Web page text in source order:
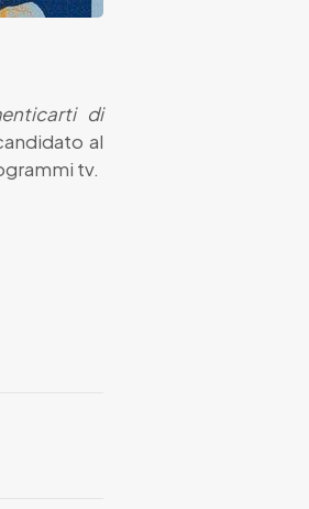
di
al
tv.